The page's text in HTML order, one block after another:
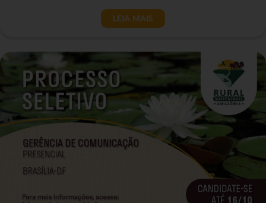
LEIA MAIS